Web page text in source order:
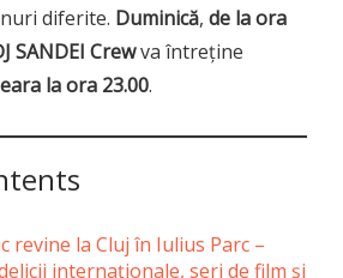
diferite. Duminică, de la ora
SANDEI Crewva întreține
la ora 23.00.
revine la Cluj în Iulius Parc –
internaționale, seri de film și